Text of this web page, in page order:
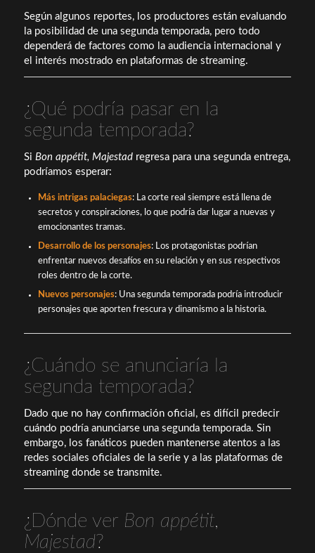
Según algunos reportes, los productores están evaluando
la posibilidad de una segunda temporada, pero todo
dependerá de factores como la audiencia internacional y
el interés mostrado en plataformas de streaming.
¿Qué podría pasar en la
segunda temporada?
Si Bon appétit, Majestadregresa para una segunda entrega,
podríamos esperar:
Más intrigas palaciegas: La corte real siempre está llena de
secretos y conspiraciones, lo que podría dar lugar a nuevas y
emocionantes tramas.
Desarrollo de los personajes: Los protagonistas podrían
enfrentar nuevos desafíos en su relación y en sus respectivos
roles dentro de la corte.
Nuevos personajes: Una segunda temporada podría introducir
personajes que aporten frescura y dinamismo a la historia.
¿Cuándo se anunciaría la
segunda temporada?
Dado que no hay confirmación oficial, es difícil predecir
cuándo podría anunciarse una segunda temporada. Sin
embargo, los fanáticos pueden mantenerse atentos a las
redes sociales oficiales de la serie y a las plataformas de
streaming donde se transmite.
¿Dónde ver Bon appétit,
Majestad?